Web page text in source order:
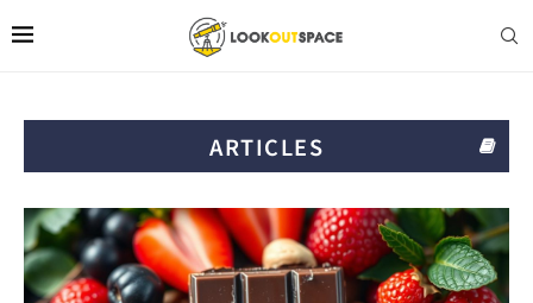
ARTICLES